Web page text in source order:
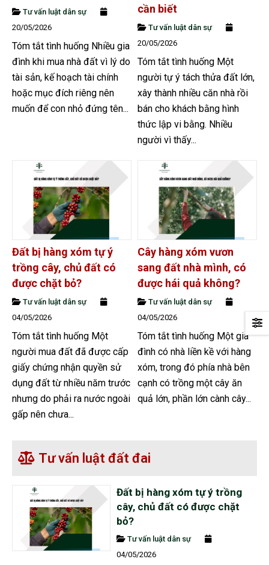
Tư vấn luật dân sự
20/05/2026
Tóm tắt tình huống Nhiều gia
đình khi mua nhà đất vì lý do
tài sản, kế hoạch tài chính
hoặc mục đích riêng nên
muốn để con nhỏ đứng tên...
cần biết
Tư vấn luật dân sự
20/05/2026
Tóm tắt tình huống Một
người tự ý tách thửa đất lớn,
xây thành nhiều căn nhà rồi
bán cho khách bằng hình
thức lập vi bằng. Nhiều
người vì thấy...
Đất bị hàng xóm tự ý
trồng cây, chủ đất có
được chặt bỏ?
Tư vấn luật dân sự
04/05/2026
Tóm tắt tình huống Một
người mua đất đã được cấp
giấy chứng nhận quyền sử
dụng đất từ nhiều năm trước
nhưng do phải ra nước ngoài
gấp nên chưa...
Cây hàng xóm vươn
sang đất nhà mình, có
được hái quả không?
Tư vấn luật dân sự
04/05/2026
Tóm tắt tình huống Một gia
đình có nhà liền kề với hàng
xóm, trong đó phía nhà bên
cạnh có trồng một cây ăn
quả lớn, phần lớn cành cây...
Tư vấn luật đất đai
Đất bị hàng xóm tự ý trồng
cây, chủ đất có được chặt
bỏ?
Tư vấn luật dân sự
04/05/2026